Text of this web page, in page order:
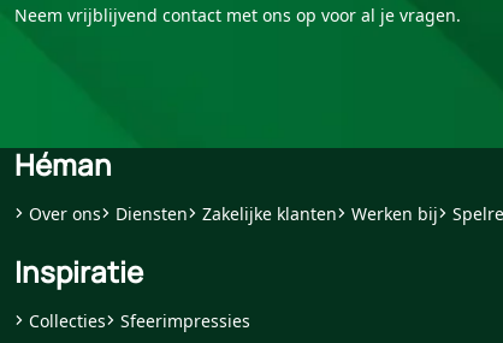
Neem vrijblijvend contact met ons op voor al je vragen.
Héman
Over ons Diensten Zakelijke klanten Werken bij
Inspiratie
Collecties Sfeerimpressies